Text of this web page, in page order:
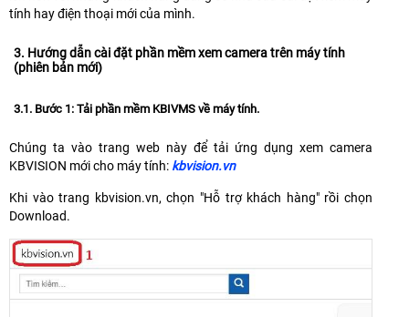
tính hay điện thoại mới của mình.
3. Hướng dẫn cài đặt phần mềm xem camera trên máy tính
(phiên bản mới)
3.1. Bước 1: Tải phần mềm KBIVMS về máy tính.
Chúng ta vào trang web này để tải ứng dụng xem camera
KBVISION mới cho máy tính: kbvision.vn
Khi vào trang kbvision.vn, chọn "Hỗ trợ khách hàng" rồi chọn
Download.